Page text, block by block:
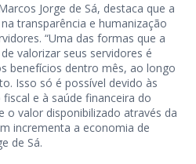
Jorge de Sá, destaca que a
transparência e humanização
“Uma das formas que a
valorizar seus servidores é
benefícios dentro mês, ao longo
Isso só é possível devido às
e à saúde financeira do
o valor disponibilizado através da
incrementa a economia de
de Sá.